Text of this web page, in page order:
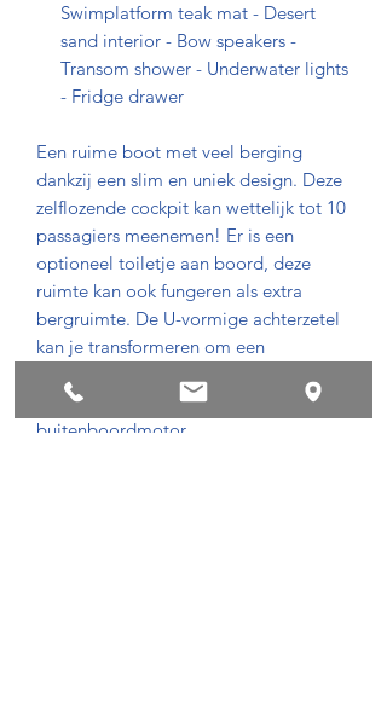
Swimplatform teak mat - Desert
sand interior - Bow speakers -
Transom shower - Underwater lights
- Fridge drawer
Een ruime boot met veel berging
dankzij een slim en uniek design. Deze
zelflozende cockpit kan wettelijk tot 10
passagiers meenemen! Er is een
optioneel toiletje aan boord, deze
ruimte kan ook fungeren als extra
bergruimte. De U-vormige achterzetel
kan je transformeren om een
voorzien. Dit model bestaat ook met
buitenboordmotor.